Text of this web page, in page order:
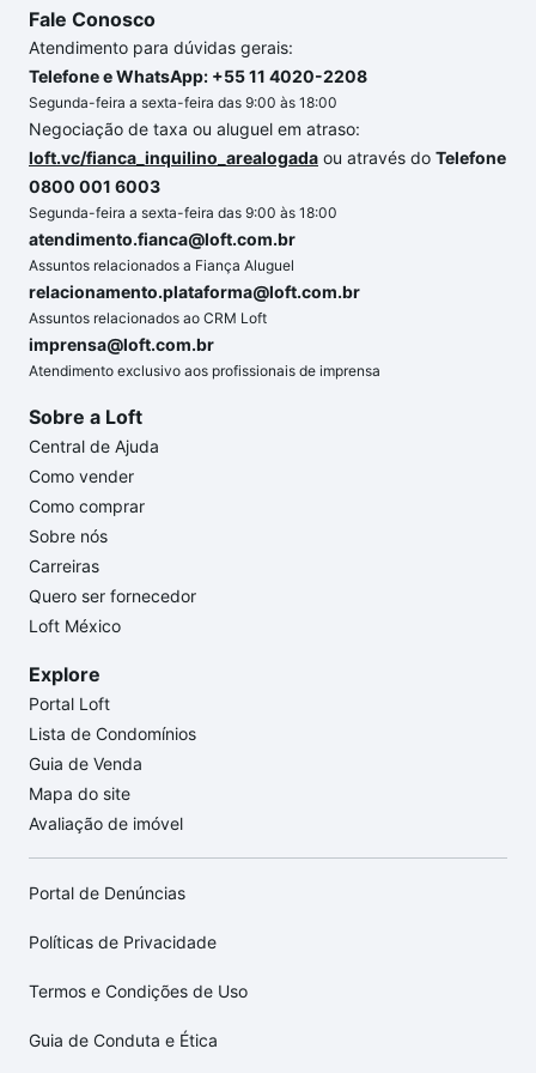
Fale Conosco
Atendimento para dúvidas gerais:
Telefone e WhatsApp: +55 11 4020-2208
Segunda-feira a sexta-feira das 9:00 às 18:00
Negociação de taxa ou aluguel em atraso:
loft.vc/fianca_inquilino_arealogada ou através do Telefone
0800 001 6003
Segunda-feira a sexta-feira das 9:00 às 18:00
atendimento.fianca@loft.com.br
Assuntos relacionados a Fiança Aluguel
relacionamento.plataforma@loft.com.br
Assuntos relacionados ao CRM Loft
imprensa@loft.com.br
Atendimento exclusivo aos profissionais de imprensa
Sobre a Loft
Central de Ajuda
Como vender
Como comprar
Sobre nós
Carreiras
Quero ser fornecedor
Loft México
Explore
Portal Loft
Lista de Condomínios
Guia de Venda
Mapa do site
Avaliação de imóvel
Portal de Denúncias
Políticas de Privacidade
Termos e Condições de Uso
Guia de Conduta e Ética